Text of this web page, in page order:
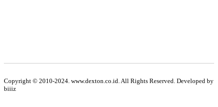
Copyright © 2010-2024. www.dexton.co.id. All Rights Reserved. Developed by
biiiz